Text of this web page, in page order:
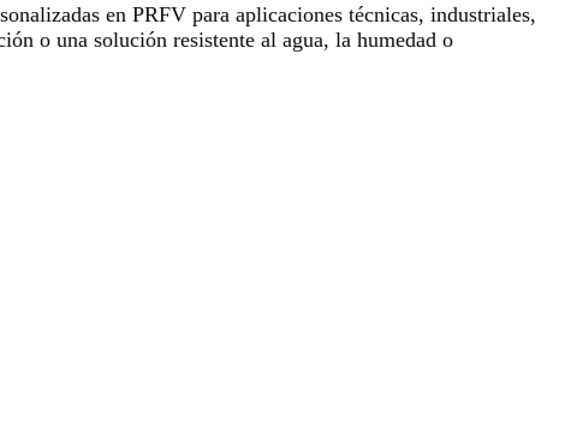
en PRFV para aplicaciones técnicas, industriales,
o una solución resistente al agua, la humedad o